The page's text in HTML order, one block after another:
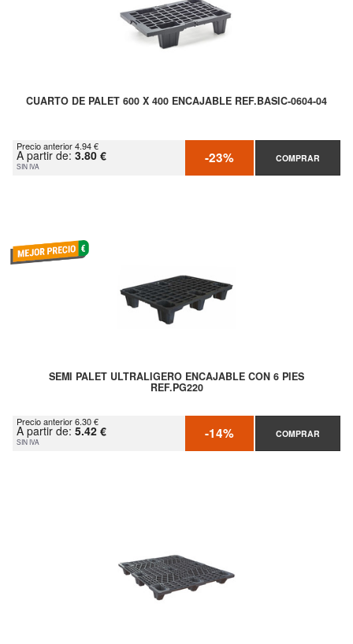
CUARTO DE PALET 600 X 400 ENCAJABLE REF.BASIC-0604-04
Precio anterior 4.94 €
A partir de: 3.80 €
SIN IVA -23% COMPRAR
SEMI PALET ULTRALIGERO ENCAJABLE CON 6 PIES
REF.PG220
Precio anterior 6.30 €
A partir de: 5.42 €
SIN IVA -14% COMPRAR